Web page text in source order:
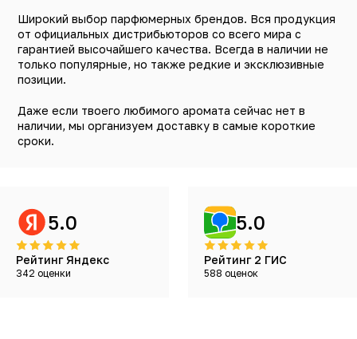
Широкий выбор парфюмерных брендов. Вся продукция
от официальных дистрибьюторов со всего мира с
гарантией высочайшего качества. Всегда в наличии не
только популярные, но также редкие и эксклюзивные
позиции.
Даже если твоего любимого аромата сейчас нет в
наличии, мы организуем доставку в самые короткие
сроки.
5.0
Рейтинг Яндекс
342 оценки
5.0
Рейтинг 2 ГИС
588 оценок